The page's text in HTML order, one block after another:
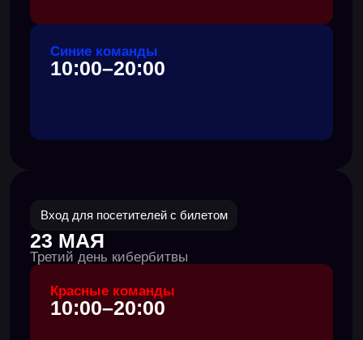
Присоединяйсяк нашему серверу
Отбор для
завершен
c 2016 года
ежегодно проходит международная